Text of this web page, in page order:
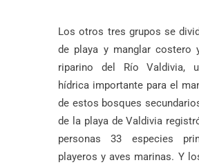
Los otros tres grupos se
de playa y manglar costero
riparino del Río Valdivia,
hídrica importante para el
de estos bosques
de la playa de Valdivia
personas 33 especies
playeros y aves marinas. Y